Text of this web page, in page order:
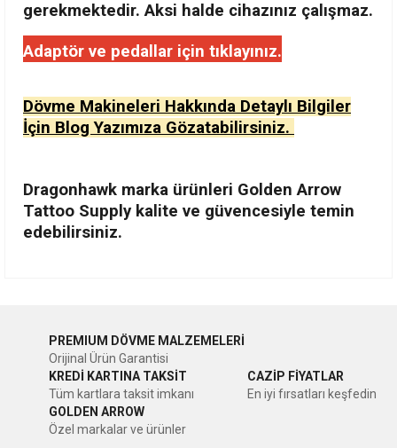
gerekmektedir. Aksi halde cihazınız çalışmaz.
Adaptör ve pedallar için tıklayınız.
Dövme Makineleri Hakkında Detaylı Bilgiler
İçin Blog Yazımıza Gözatabilirsiniz.
Dragonhawk marka ürünleri Golden Arrow
Tattoo Supply kalite ve güvencesiyle temin
edebilirsiniz.
Görüş ve önerileriniz için teşekkür ederiz.
Ürün resmi kalitesiz, bozuk veya görüntülenemiyor.
Ürün açıklamasında eksik bilgiler bulunuyor.
PREMIUM DÖVME MALZEMELERİ
Orijinal Ürün Garantisi
KREDİ KARTINA TAKSİT
Tüm kartlara taksit imkanı
CAZİP FİYATLAR
En iyi fırsatları keşfedin
GOLDEN ARROW
Özel markalar ve ürünler